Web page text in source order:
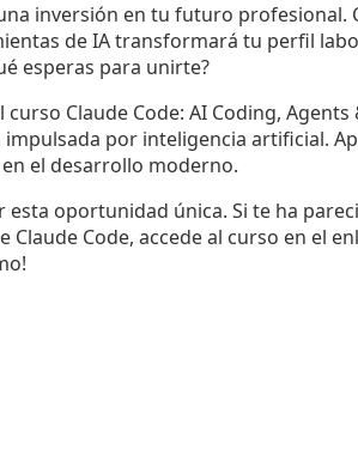
inversión en tu futuro
de IA transformará tu perfil
esperas para unirte?
curso Claude Code: AI Coding,
por inteligencia artificial.
el desarrollo moderno.
esta oportunidad única. Si te ha
Claude Code, accede al curso en el